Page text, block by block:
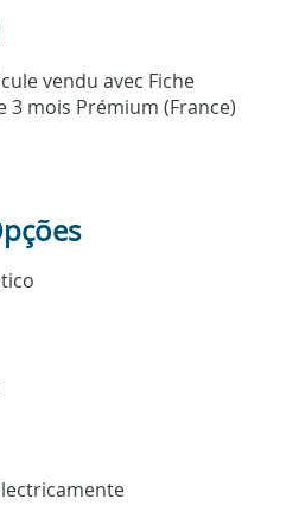
vendu avec Fiche
mois Prémium (France)